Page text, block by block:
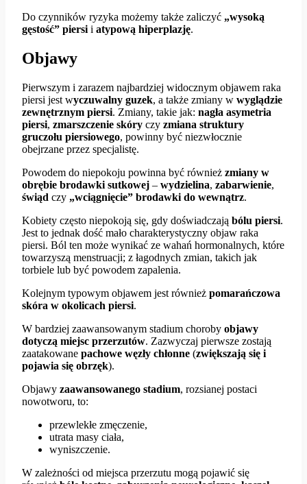
Do czynników ryzyka możemy także zaliczyć „wysoką
gęstość” piersi i atypową hiperplazję.
Objawy
Pierwszym i zarazem najbardziej widocznym objawem raka
piersi jest wyczuwalny guzek, a także zmiany w wyglądzie
zewnętrznym piersi. Zmiany, takie jak: nagła asymetria
piersi, zmarszczenie skóry czy zmiana struktury
gruczołu piersiowego, powinny być niezwłocznie
obejrzane przez specjalistę.
Powodem do niepokoju powinna być również zmiany w
obrębie brodawki sutkowej – wydzielina, zabarwienie,
świąd czy „wciągnięcie” brodawki do wewnątrz.
Kobiety często niepokoją się, gdy doświadczają bólu piersi.
Jest to jednak dość mało charakterystyczny objaw raka
piersi. Ból ten może wynikać ze wahań hormonalnych, które
towarzyszą menstruacji; z łagodnych zmian, takich jak
torbiele lub być powodem zapalenia.
Kolejnym typowym objawem jest również pomarańczowa
skóra w okolicach piersi.
W bardziej zaawansowanym stadium choroby objawy
dotyczą miejsc przerzutów. Zazwyczaj pierwsze zostają
zaatakowane pachowe węzły chłonne (zwiększają się i
pojawia się obrzęk).
Objawy zaawansowanego stadium, rozsianej postaci
nowotworu, to:
przewlekłe zmęczenie,
utrata masy ciała,
wyniszczenie.
W zależności od miejsca przerzutu mogą pojawić się